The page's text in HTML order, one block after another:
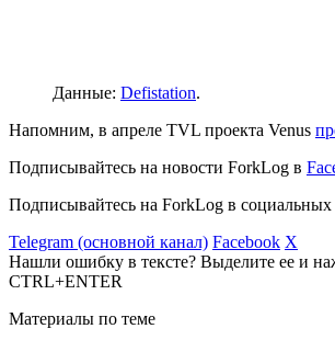
Данные: Defistation.
Напомним, в апреле TVL проекта Venus
Подписывайтесь на новости ForkLog в
Подписывайтесь на ForkLog в социальных
Telegram (основной канал) Facebook X
Нашли ошибку в тексте? Выделите ее и
CTRL+ENTER
Материалы по теме